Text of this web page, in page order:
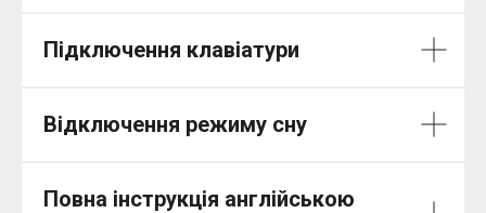
Підключення клавіатури
Відключення режиму сну
Повна інструкція англійською